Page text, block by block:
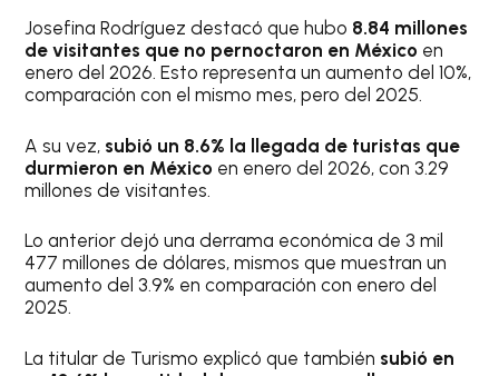
Josefina Rodríguez destacó que hubo 8.84 millones
de visitantes que no pernoctaron en México en
enero del 2026. Esto representa un aumento del 10%,
comparación con el mismo mes, pero del 2025.
A su vez, subió un 8.6% la llegada de turistas que
durmieron en México en enero del 2026, con 3.29
millones de visitantes.
Lo anterior dejó una derrama económica de 3 mil
477 millones de dólares, mismos que muestran un
aumento del 3.9% en comparación con enero del
2025.
La titular de Turismo explicó que también subió en